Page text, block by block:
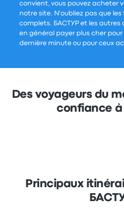
convient, vous pouvez acheter
notre site. N'oubliez pas que
complets. БАСТУР et les autres
en général payer plus cher
dernière minute ou pour ceux
Des voyageurs du
confiance à
Principaux